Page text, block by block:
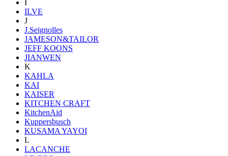
I
ILVE
J
J.Seignolles
JAMESON&TAILOR
JEFF KOONS
JIANWEN
K
KAHLA
KAI
KAISER
KITCHEN CRAFT
KitchenAid
Kuppersbusch
KUSAMA YAYOI
L
LACANCHE